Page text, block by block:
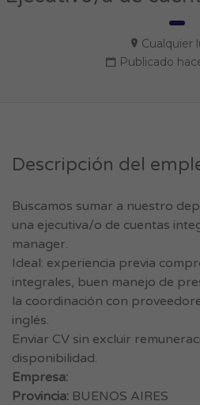
Cualquier
Publicado
Descripción del
Buscamos sumar a nuestro
una ejecutiva/o de cuentas
manager.
Ideal: experiencia previa
integrales, buen manejo de
la coordinación con
inglés.
Enviar CV sin excluir
disponibilidad.
Empresa:
Provincia: BUENOS AIRES